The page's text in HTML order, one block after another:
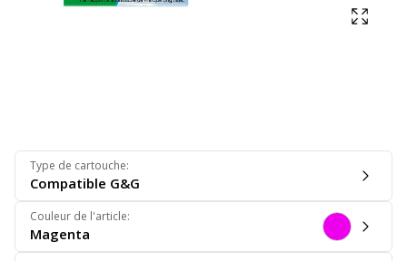
Type de cartouche:
Compatible G&G
Couleur de l'article:
Magenta